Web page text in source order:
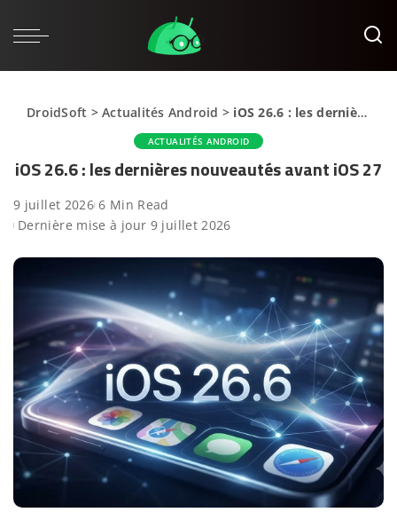
DroidSoft >Actualités Android > iOS 26.6 : les dernières nouveautés avant iOS 27
ACTUALITÉS ANDROID
iOS 26.6 : les dernières nouveautés avant iOS 27
9 juillet 2026 6 Min Read
Dernière mise à jour 9 juillet 2026